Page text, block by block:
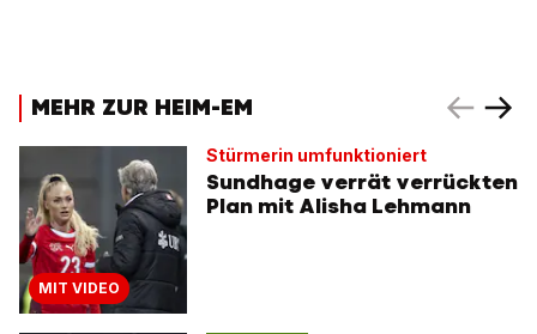
MEHR ZUR HEIM-EM
MIT VIDEO
Stürmerin umfunktioniert
Sundhage verrät verrückten
Plan mit Alisha Lehmann